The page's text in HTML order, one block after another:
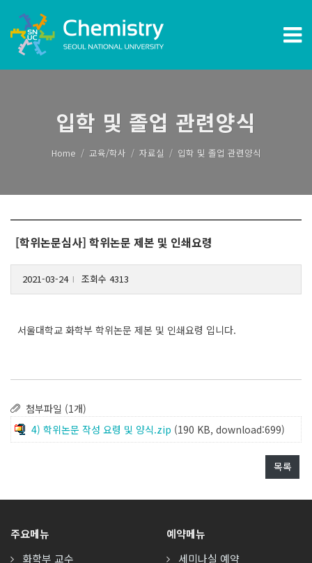
입학 및 졸업 관련양식
Home 교육/학사 자료실 입학 및 졸업 관련양식
[학위논문심사] 학위논문 제본 및 인쇄요령
2021-03-24 조회수 4313
서울대학교 화학부 학위논문 제본 및 인쇄요령 입니다.
첨부파일 (1개)
4) 학위논문 작성 요령 및 양식.zip (190 KB, download:699)
목록
주요메뉴
화학부 교수
예약메뉴
세미나실 예약